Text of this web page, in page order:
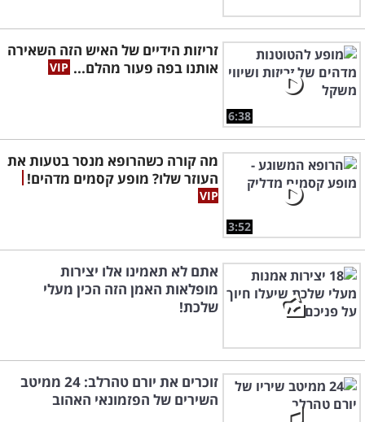
6:38
זריזות הידיים של האיש הזה השאירה
אותנו בפה פעור מהלם...
3:52
מה קורה כשהרופא מנסר בטעות את
העוזר שלו? מופע קסמים מדהים!
אתם לא תאמינו אלו יצירות
מופלאות האמן הזה הכין מעלי
שלכת!
זוכרים את יורם טהרלב: 24 ממיטב
השירים של הפזמונאי האהוב